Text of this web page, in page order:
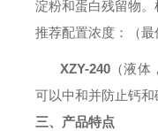
淀粉和蛋白残留物
推荐配置浓度：（最
XZY-240 （液
可以中和并防止钙
三、 产品特点